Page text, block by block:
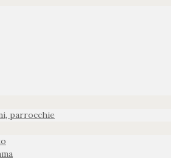
parrocchie